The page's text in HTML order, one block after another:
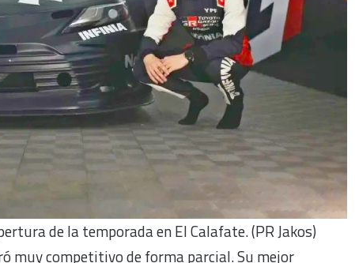
de la temporada en El Calafate. (PR Jakos)
muy competitivo de forma parcial. Su mejor